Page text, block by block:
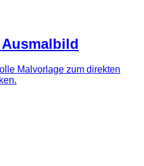
Malvorlage zum direkten